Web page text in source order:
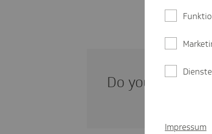
Do you need
Dienste
Impressum